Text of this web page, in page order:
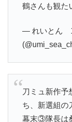
鶴さんも観た
— れいとん
刀ミュ新作
ち、新選組の
幕末③隊長は